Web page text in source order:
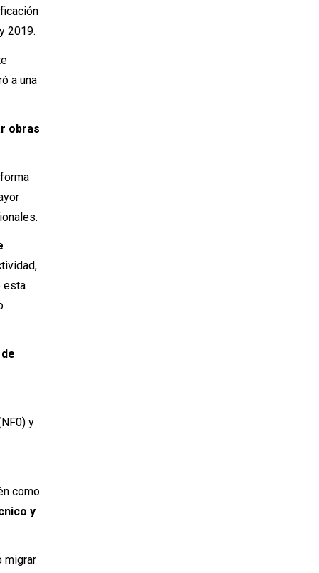
2019.
a una
obras
esta
y
como
y
migrar